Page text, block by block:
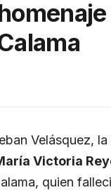
Velásquez,
Victoria
quien